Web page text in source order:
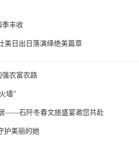
季丰收
美日出日落演绎绝美篇章
强农富农路
墙”
——石阡冬春文旅盛宴邀您共赴
护美丽的她